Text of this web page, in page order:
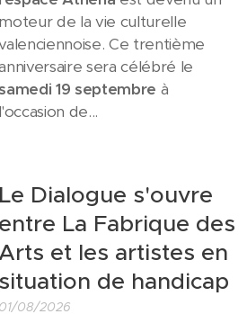
moteur de la vie culturelle
Ce trentième
sera célébré le
19 septembre à
l'occasion de...
Le Dialogue s'ouvre
entre La Fabrique des
et les artistes en
situation de handicap
01/08/2026